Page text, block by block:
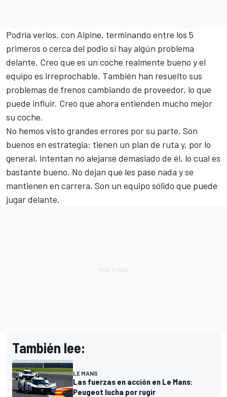
Podría verlos, con Alpine, terminando entre los 5
primeros o cerca del podio si hay algún problema
delante. Creo que es un coche realmente bueno y el
equipo es irreprochable. También han resuelto sus
problemas de frenos cambiando de proveedor, lo que
puede influir. Creo que ahora entienden mucho mejor
su coche.
No hemos visto grandes errores por su parte. Son
buenos en estrategia: tienen un plan de ruta y, por lo
general, intentan no alejarse demasiado de él, lo cual es
bastante bueno. No dejan que les pase nada y se
mantienen en carrera. Son un equipo sólido que puede
jugar delante.
También lee:
LE MANS
Las fuerzas en acción en Le Mans:
Peugeot lucha por rugir